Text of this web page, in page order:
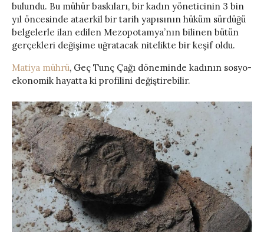
bulundu. Bu mühür baskıları, bir kadın yöneticinin 3 bin
yıl öncesinde ataerkil bir tarih yapısının hüküm sürdüğü
belgelerle ilan edilen Mezopotamya’nın bilinen bütün
gerçekleri değişime uğratacak nitelikte bir keşif oldu.
Matiya mührü, Geç Tunç Çağı döneminde kadının sosyo-
ekonomik hayatta ki profilini değiştirebilir.